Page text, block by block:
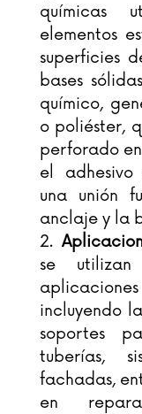
químicas
elementos
superficies
bases
químico,
o poliéster,
perforado
el adhesivo
una unión
anclaje y la
se
incluyendo
soportes
tuberías,
fachadas,
en